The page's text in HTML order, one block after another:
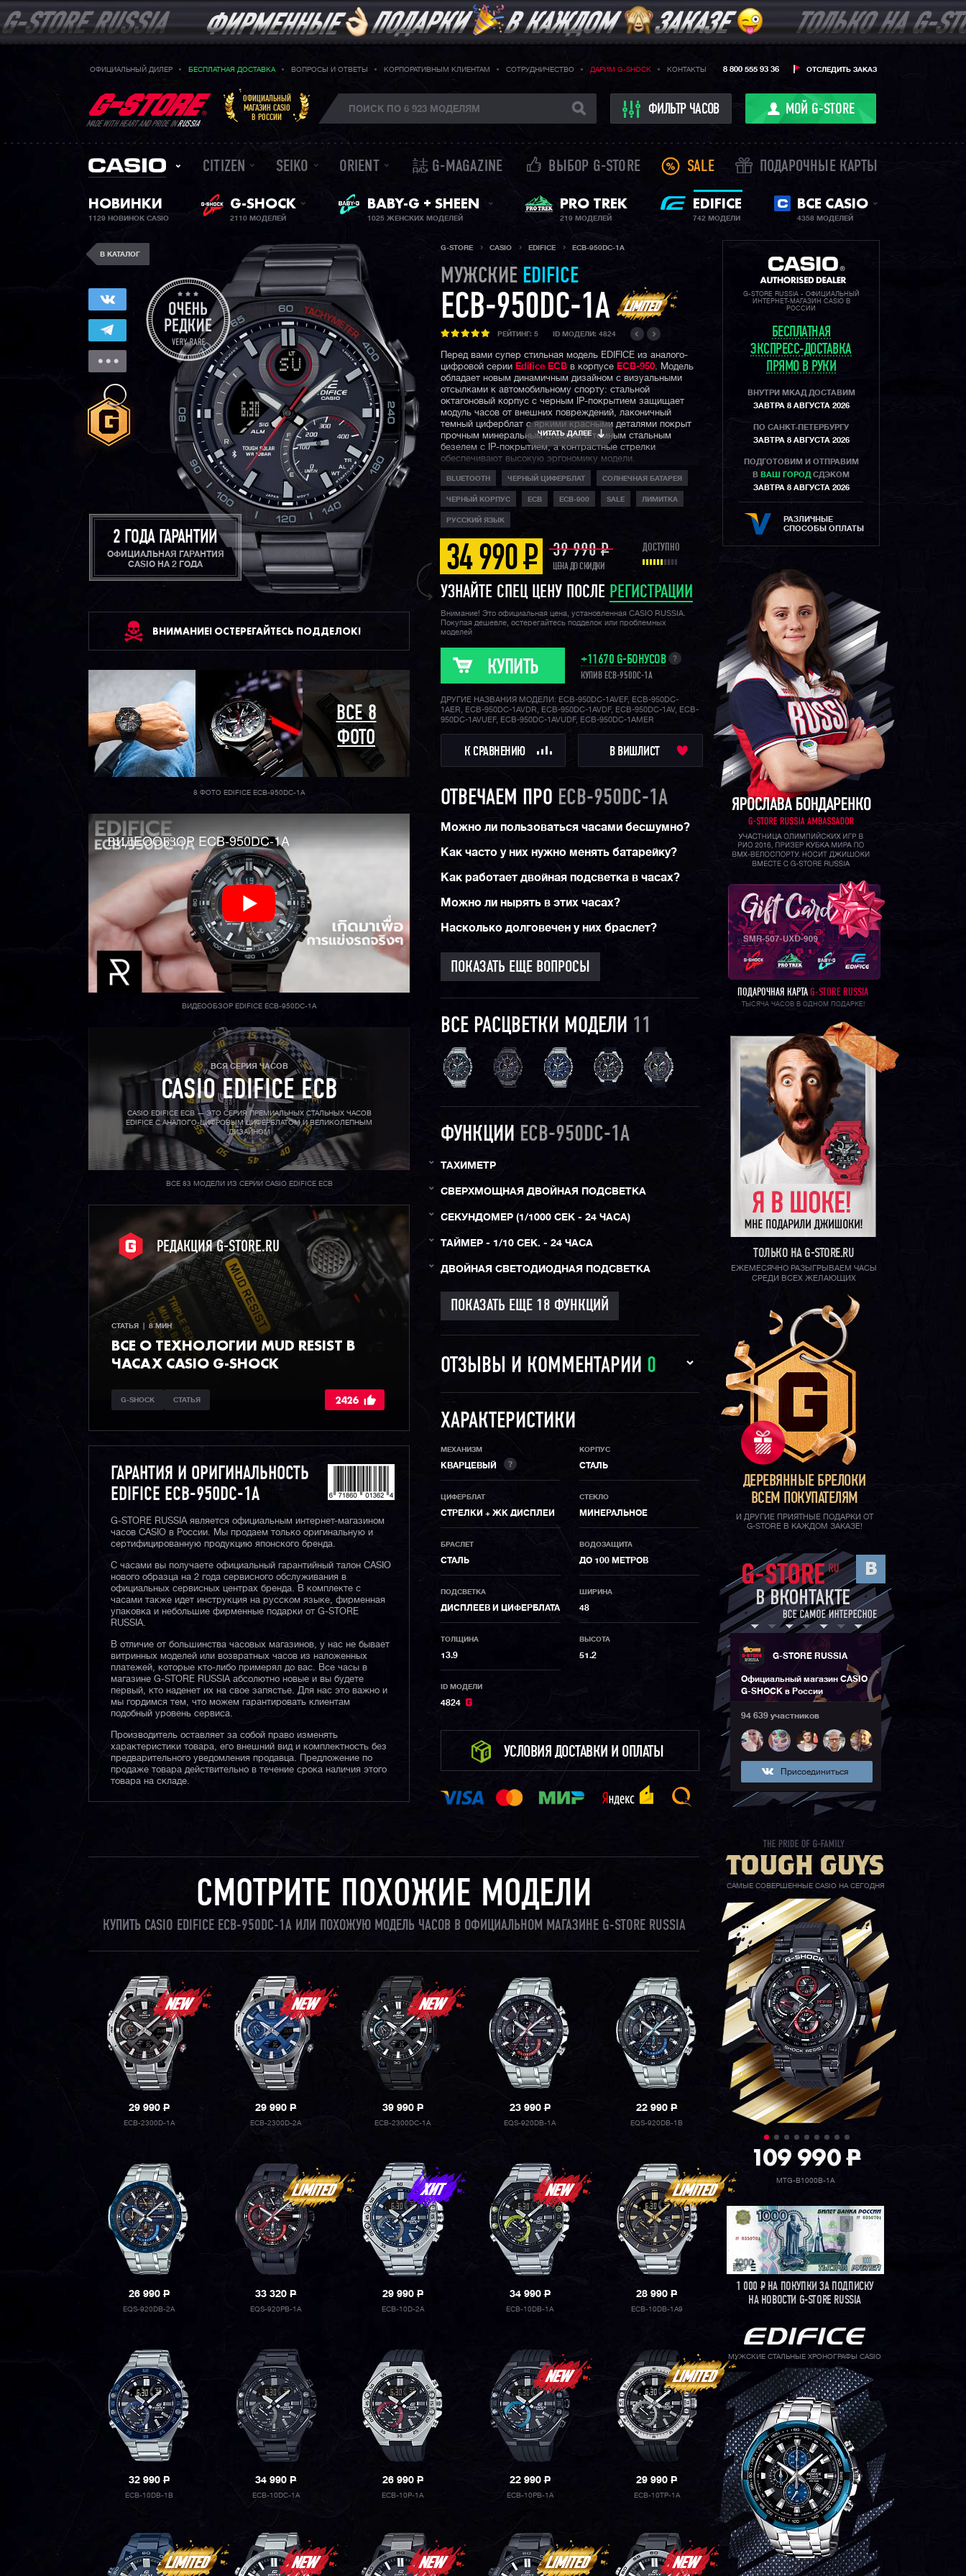
ОФИЦИАЛЬНЫЙ ДИЛЕР БЕСПЛАТНАЯ ДОСТАВКА ВОПРОСЫ И ОТВЕТЫ КОРПОРАТИВНЫМ КЛИЕНТАМ СОТРУДНИЧЕСТВО ДАРИМ G-SHOCK КОНТАКТЫ ОТСЛЕДИТЬ ЗАКАЗ
8 800 555 93 36
MADE WITH HEART AND PRIDE INRUSSIA
ОФИЦИАЛЬНЫЙ
МАГАЗИН CASIO
В РОССИИ
ФИЛЬТР ЧАСОВ МОЙ G-STORE
CITIZEN SEIKO ORIENT 誌 G-MAGAZINE ВЫБОР G-STORE SALE ПОДАРОЧНЫЕ КАРТЫ
НОВИНКИ
1129 НОВИНОК CASIO
G-SHOCK
2110 МОДЕЛЕЙ
BABY-G + SHEEN
1025 ЖЕНСКИХ МОДЕЛЕЙ
PRO TREK
219 МОДЕЛЕЙ
EDIFICE
742 МОДЕЛИ
ВСЕ CASIO
4358 МОДЕЛЕЙ
В КАТАЛОГ
2 ГОДА ГАРАНТИИ
ОФИЦИАЛЬНАЯ ГАРАНТИЯ
CASIO НА 2 ГОДА
ВНИМАНИЕ! ОСТЕРЕГАЙТЕСЬ ПОДДЕЛОК!
ВСЕ 8
ФОТО
8 ФОТО EDIFICE ECB-950DC-1A
ВИДEOOБЗOP ECB-950DC-1A
ВИДЕООБЗОР EDIFICE ECB-950DC-1A
ВСЯ СЕРИЯ ЧАСОВ
CASIO EDIFICE ECB
CASIO EDIFICE ECB — ЭТО СЕРИЯ ПРЕМИАЛЬНЫХ СТАЛЬНЫХ ЧАСОВ
EDIFICE С АНАЛОГО-ЦИФРОВЫМ ЦИФЕРБЛАТОМ И ВЕЛИКОЛЕПНЫМ
ДИЗАЙНОМ
ВСЕ 83 МОДЕЛИ ИЗ СЕРИИ CASIO EDIFICE ECB
РЕДАКЦИЯ G-STORE.RU
СТАТЬЯ  |  8 МИН
ВСЕ О ТЕХНОЛОГИИ MUD RESIST В
ЧАСАХ CASIO G-SHOCK
G-SHOCK СТАТЬЯ 2426
ГАРАНТИЯ И ОРИГИНАЛЬНОСТЬ
EDIFICE ECB-950DC-1A
G-STORE RUSSIA является официальным интернет-магазином
часов CASIO в России. Мы продаем только оригинальную и
сертифицированную продукцию японского бренда.
С часами вы получаете официальный гарантийный талон CASIO
нового образца на 2 года сервисного обслуживания в
официальных сервисных центрах бренда. В комплекте с
часами также идет инструкция на русском языке, фирменная
упаковка и небольшие фирменные подарки от G-STORE
RUSSIA.
В отличие от большинства часовых магазинов, у нас не бывает
витринных моделей или возвратных часов из наложенных
платежей, которые кто-либо примерял до вас. Все часы в
магазине G-STORE RUSSIA абсолютно новые и вы будете
первый, кто наденет их на свое запястье. Для нас это важно и
мы гордимся тем, что можем гарантировать клиентам
подобный уровень сервиса.
Производитель оставляет за собой право изменять
характеристики товара, его внешний вид и комплектность без
предварительного уведомления продавца. Предложение по
продаже товара действительно в течение срока наличия этого
товара на складе.
G-STORE CASIO EDIFICE ECB-950DC-1A
МУЖСКИЕ EDIFICE
ECB-950DC-1A
РЕЙТИНГ: 5 ID МОДЕЛИ: 4824
Перед вами супер стильная модель EDIFICE из аналого-
цифровой серии Edifice ECB в корпусе ECB-950. Модель
обладает новым динамичным дизайном с визуальными
отсылками к автомобильному спорту: стальной
октагоновый корпус с черным IP-покрытием защищает
модуль часов от внешних повреждений, лаконичный
темный циферблат с яркими красными деталями покрыт
прочным минеральным стеклом и темным стальным
безелем с IP-покрытием, а контрастные стрелки
обеспечивают высокую эргономику модели.
Начинка часов не отстает от внешнего вида: солнечная
батарея, обеспечивающая часам неиссякаемый заряд
энергии, технология Bluetooth®, позволяющая
синхронизировать часы со смартфоном, высокоточный
секундомер с шагом 1/1000 секунды, привычная для
часов Edifice водозащита 100 метров и двойная
светодиодная подсветка.
Напоминаем, чтосерия ECB
— это небольшая аналого-
цифровая серия Edifice, модели которой отличает
технологичность и узнаваемый внешний вид.
ЧИТАТЬ ДАЛЕЕ
BLUETOOTH ЧЕРНЫЙ ЦИФЕРБЛАТ СОЛНЕЧНАЯ БАТАРЕЯ
ЧЕРНЫЙ КОРПУС ECB ECB-900 SALE ЛИМИТКА
РУССКИЙ ЯЗЫК
34 990P 39 990P
ЦЕНА ДО СКИДКИ
ДОСТУПНО
УЗНАЙТЕ СПЕЦ ЦЕНУ ПОСЛЕ РЕГИСТРАЦИИ
Внимание! Это официальная цена, установленная CASIO RUSSIA.
Покупая дешевле, остерегайтесь подделок или проблемных
моделей
КУПИТЬ +11670 G-БОНУСОВ
КУПИВ ECB-950DC-1A
?
ДРУГИЕ НАЗВАНИЯ МОДЕЛИ: ECB-950DC-1AVEF, ECB-950DC-
1AER, ECB-950DC-1AVDR, ECB-950DC-1AVDF, ECB-950DC-1AV, ECB-
950DC-1AVUEF, ECB-950DC-1AVUDF, ECB-950DC-1AMER
К СРАВНЕНИЮ В ВИШЛИСТ
ОТВЕЧАЕМ ПРО ECB-950DC-1A
Можно ли пользоваться часами бесшумно?
Как часто у них нужно менять батарейку?
Как работает двойная подсветка в часах?
Можно ли нырять в этих часах?
Насколько долговечен у них браслет?
ПОКАЗАТЬ ЕЩЕ ВОПРОСЫ
ВСЕ РАСЦВЕТКИ МОДЕЛИ 11
ФУНКЦИИ ECB-950DC-1A
ТАХИМЕТР
СВЕРХМОЩНАЯ ДВОЙНАЯ ПОДСВЕТКА
СЕКУНДОМЕР (1/1000 СЕК - 24 ЧАСА)
ТАЙМЕР - 1/10 СЕК. - 24 ЧАСА
ДВОЙНАЯ СВЕТОДИОДНАЯ ПОДСВЕТКА
ОТЗЫВЫ И КОММЕНТАРИИ 0
ХАРАКТЕРИСТИКИ
МЕХАНИЗМ
КВАРЦЕВЫЙ ?
КОРПУС
СТАЛЬ
ЦИФЕРБЛАТ
СТРЕЛКИ + ЖК ДИСПЛЕИ
СТЕКЛО
МИНЕРАЛЬНОЕ
БРАСЛЕТ
СТАЛЬ
ВОДОЗАЩИТА
ДО 100 МЕТРОВ
ПОДСВЕТКА
ДИСПЛЕЕВ И ЦИФЕРБЛАТА
ШИРИНА
48
ТОЛЩИНА
13.9
ВЫСОТА
51.2
ID МОДЕЛИ
4824
УСЛОВИЯ ДОСТАВКИ И ОПЛАТЫ
СМОТРИТЕ ПОХОЖИЕ МОДЕЛИ
КУПИТЬ CASIO EDIFICE ECB-950DC-1A ИЛИ ПОХОЖУЮ МОДЕЛЬ ЧАСОВ В ОФИЦИАЛЬНОМ МАГАЗИНЕ G-STORE RUSSIA
29 990P
ECB-2300D-1A
29 990P
ECB-2300D-2A
39 990 P
ECB-2300DC-1A
23 990P
EQS-920DB-1A
22 990P
EQS-920DB-1B
26 990P
EQS-920DB-2A
33 320P
EQS-920PB-1A
29 990 P
ECB-10D-2A
34 990P
ECB-10DB-1A
28 990P
ECB-10DB-1A9
32 990P
ECB-10DB-1B
34 990P
ECB-10DC-1A
26 990 P
ECB-10P-1A
22 990P
ECB-10PB-1A
29 990P
ECB-10TP-1A
G-STORE RUSSIA - ОФИЦИАЛЬНЫЙ
ИНТЕРНЕТ-МАГАЗИН CASIO В
РОССИИ
БЕСПЛАТНАЯ
ЭКСПРЕСС-ДОСТАВКА
ПРЯМО В РУКИ
ВНУТРИ МКАД ДОСТАВИМ
ЗАВТРА 8 АВГУСТА 2026
ПО САНКТ-ПЕТЕРБУРГУ
ЗАВТРА 8 АВГУСТА 2026
ПОДГОТОВИМ И ОТПРАВИМ
В ВАШ ГОРОД СДЭКОМ
ЗАВТРА 8 АВГУСТА 2026
РАЗЛИЧНЫЕ
СПОСОБЫ ОПЛАТЫ
ПОДАРОЧНАЯ КАРТА G-STORE RUSSIA
ТЫСЯЧА ЧАСОВ В ОДНОМ ПОДАРКЕ!
ТОЛЬКО НА G-STORE.RU
ЕЖЕМЕСЯЧНО РАЗЫГРЫВАЕМ ЧАСЫ
СРЕДИ ВСЕХ ЖЕЛАЮЩИХ
ДЕРЕВЯННЫЕ БРЕЛОКИ
ВСЕМ ПОКУПАТЕЛЯМ
И ДРУГИЕ ПРИЯТНЫЕ ПОДАРКИ ОТ
G-STORE В КАЖДОМ ЗАКАЗЕ!
G-STORE RUSSIA
Официальный магазин CASIO
G-SHOCK в России
94 639 участников
Присоединиться
САМЫЕ СОВЕРШЕННЫЕ CASIO НА СЕГОДНЯ
109 990P
MTG-B1000B-1A
1 000РНА ПОКУПКИ ЗА ПОДПИСКУ
НА НОВОСТИ G-STORE RUSSIA
МУЖСКИЕ СТАЛЬНЫЕ ХРОНОГРАФЫ CASIO